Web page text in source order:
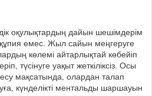
оқулықтардың дайын шешімдерім
емес. Жыл сайын меңгеруге
көлемі айтарлықтай көбейіп
түсінуге уақыт жеткіліксіз. Осы
мақсатында, олардан талап
күнделікті ментальды шаршауын